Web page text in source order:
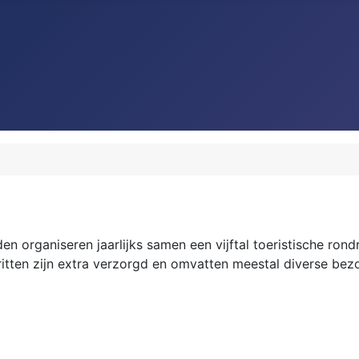
organiseren jaarlijks samen een vijftal toeristische
zijn extra verzorgd en omvatten meestal diverse